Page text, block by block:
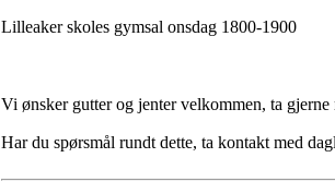
Lilleaker skoles gymsal onsdag 1800-1900
Vi ønsker gutter og jenter velkommen, ta
Har du spørsmål rundt dette, ta kontakt med